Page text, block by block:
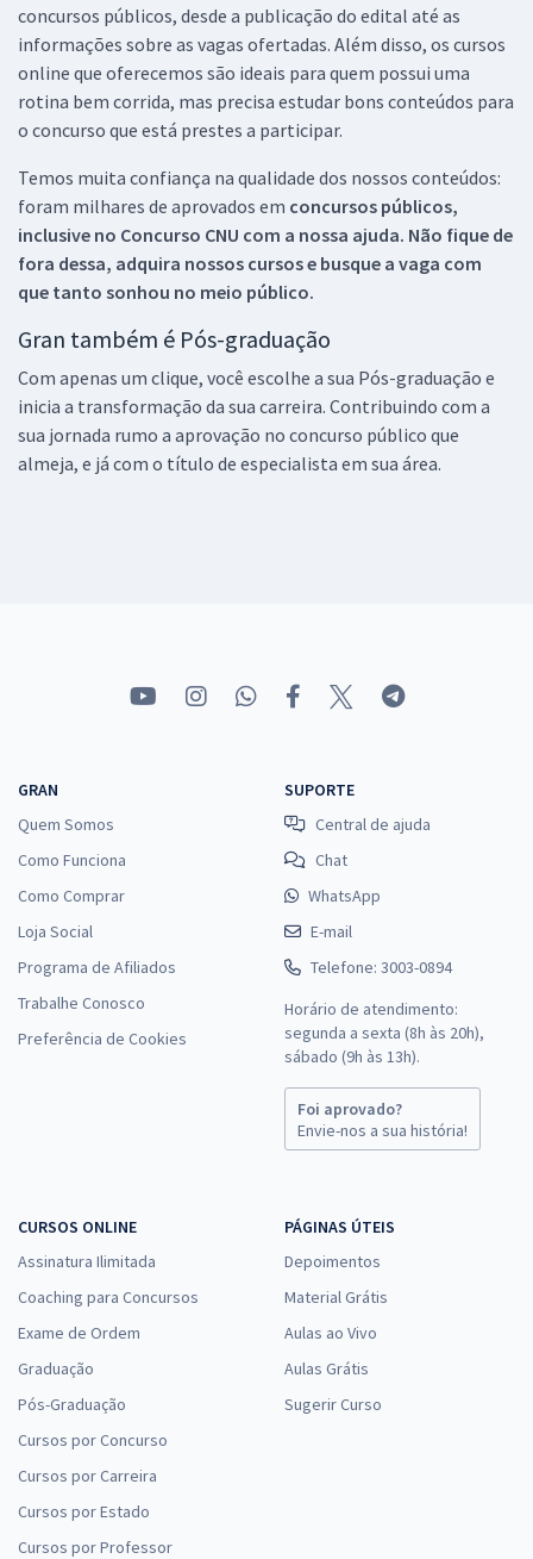
concursos públicos, desde a publicação do edital até as
informações sobre as vagas ofertadas. Além disso, os cursos
online que oferecemos são ideais para quem possui uma
rotina bem corrida, mas precisa estudar bons conteúdos para
o concurso que está prestes a participar.
Temos muita confiança na qualidade dos nossos conteúdos:
foram milhares de aprovados em concursos públicos,
inclusive no Concurso CNU com a nossa ajuda. Não fique de
fora dessa, adquira nossos cursos e busque a vaga com
que tanto sonhou no meio público.
Gran também é Pós-graduação
Com apenas um clique, você escolhe a sua Pós-graduação e
inicia a transformação da sua carreira. Contribuindo com a
sua jornada rumo a aprovação no concurso público que
almeja, e já com o título de especialista em sua área.
GRAN
Quem Somos
Como Funciona
Como Comprar
Loja Social
Programa de Afiliados
Trabalhe Conosco
Preferência de Cookies
SUPORTE
Central de ajuda
Chat
WhatsApp
E-mail
Telefone: 3003-0894
Horário de atendimento:
segunda a sexta (8h às 20h),
sábado (9h às 13h).
Foi aprovado?
Envie-nos a sua história!
CURSOS ONLINE
Assinatura Ilimitada
Coaching para Concursos
Exame de Ordem
Graduação
Pós-Graduação
Cursos por Concurso
Cursos por Carreira
Cursos por Estado
Cursos por Professor
PÁGINAS ÚTEIS
Depoimentos
Material Grátis
Aulas ao Vivo
Aulas Grátis
Sugerir Curso